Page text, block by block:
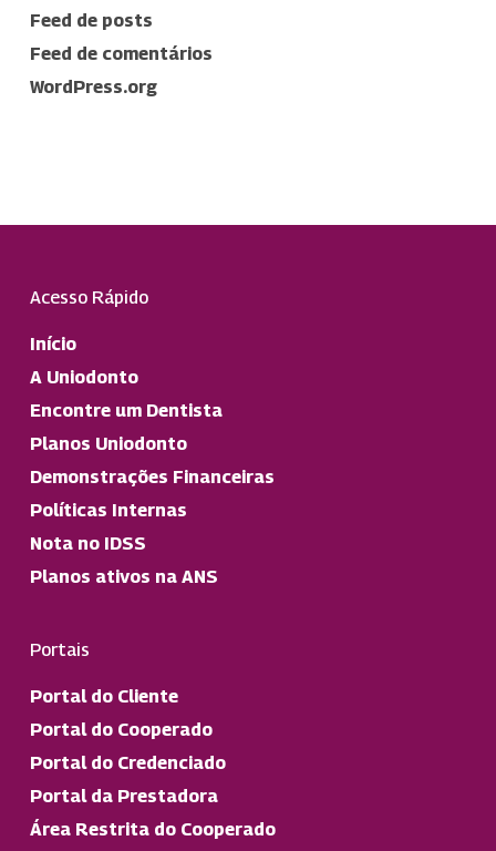
Feed de posts
Feed de comentários
WordPress.org
Acesso Rápido
Início
A Uniodonto
Encontre um Dentista
Planos Uniodonto
Demonstrações Financeiras
Políticas Internas
Nota no IDSS
Planos ativos na ANS
Portais
Portal do Cliente
Portal do Cooperado
Portal do Credenciado
Portal da Prestadora
Área Restrita do Cooperado